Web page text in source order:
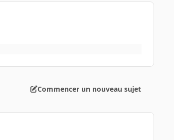
Commencer un nouveau sujet